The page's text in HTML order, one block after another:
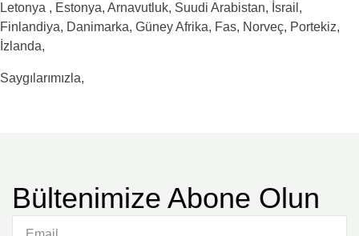
Letonya , Estonya, Arnavutluk, Suudi Arabistan, İsrail,
Finlandiya, Danimarka, Güney Afrika, Fas, Norveç, Portekiz,
İzlanda,
Saygılarımızla,
Bültenimize Abone Olun